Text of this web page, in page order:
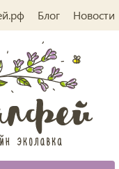
Блог Новости